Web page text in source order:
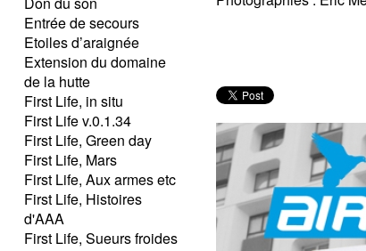
Entrée de secours
Etoiles d’araignée
Extension du domaine
de la hutte
First Life, in situ
First Life v.0.1.34
First Life, Green day
First Life, Mars
First Life, Aux armes etc
First Life, Histoires
d'AAA
First Life, Sueurs froides